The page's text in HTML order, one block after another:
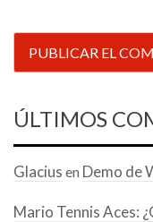
ÚLTIMOS
Glacius en Demo de
Mario Tennis Aces: